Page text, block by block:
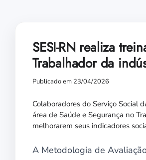
SESI-RN realiza
Trabalhador da
Publicado em 23/04/2026
Colaboradores do Serviço Social
área de Saúde e Segurança no
melhorarem seus indicadores
A Metodologia de